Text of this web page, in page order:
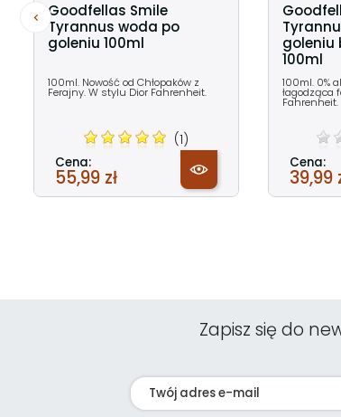
Goodfellas Smile
Tyrannus woda po
goleniu 100ml
100ml. Nowość od Chłopaków z
Ferajny. W stylu Dior Fahrenheit.
(1)
Cena:
55,99 zł
goleniu
100ml
100ml. 0%
łagodząca
Fahrenheit.
Cena:
39,99
Zapisz się do